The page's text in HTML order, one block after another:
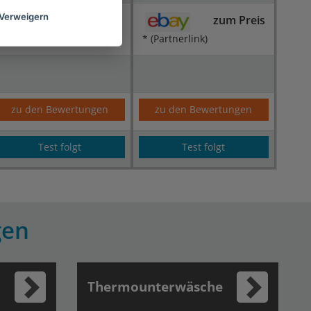
zum Preis
* (Partnerlink)
zu den Bewertungen zu den Bewertungen
Test folgt Test folgt
Thermounterwäsche